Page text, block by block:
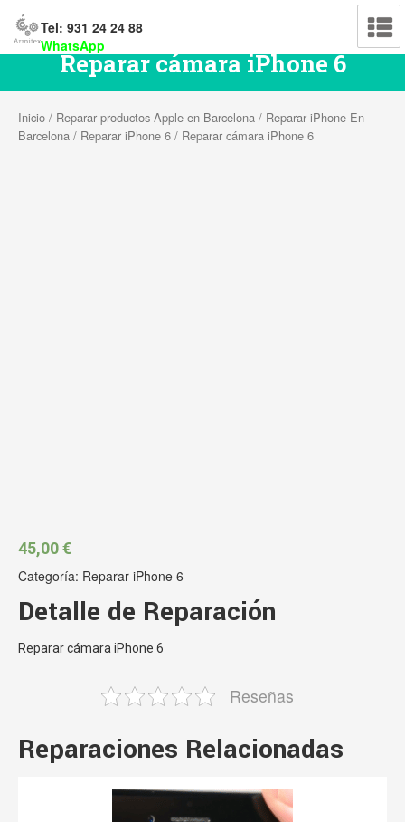
Tel: 931 24 24 88
WhatsApp
Reparar cámara iPhone 6
Inicio / Reparar productos Apple en Barcelona / Reparar iPhone En
Barcelona / Reparar iPhone 6 / Reparar cámara iPhone 6
45,00€
Categoría: Reparar iPhone 6
Detalle de Reparación
Reparar cámara iPhone 6
Reseñas
Reparaciones Relacionadas